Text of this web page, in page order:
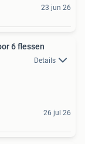
23 jun 26
6 flessen
Details
26 jul 26